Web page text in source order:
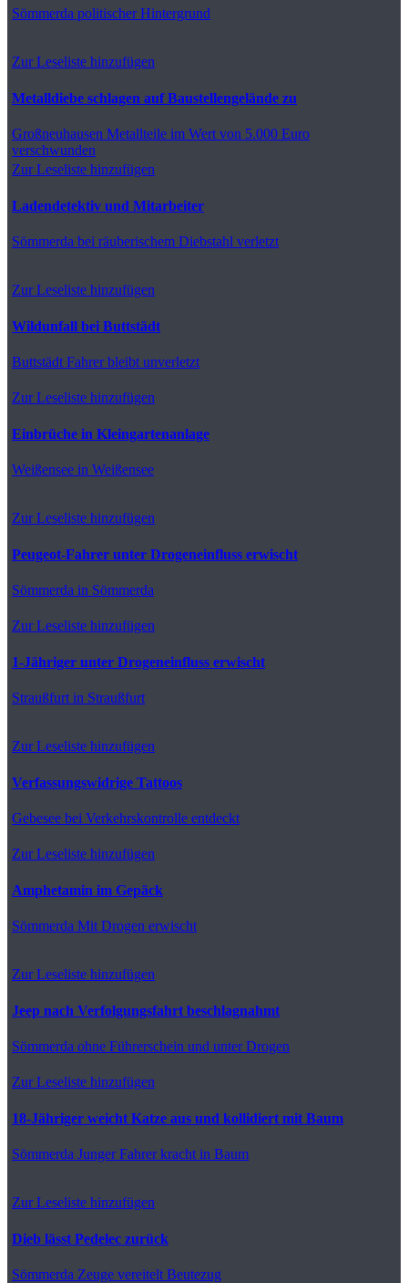
Sömmerda politischer Hintergrund
Zur Leseliste hinzufügen
Metalldiebe schlagen auf Baustellengelände zu
Großneuhausen Metallteile im Wert von 5.000 Euro
verschwunden
Zur Leseliste hinzufügen
Ladendetektiv und Mitarbeiter
Sömmerda bei räuberischem Diebstahl verletzt
Zur Leseliste hinzufügen
Wildunfall bei Buttstädt
Buttstädt Fahrer bleibt unverletzt
Zur Leseliste hinzufügen
Einbrüche in Kleingartenanlage
Weißensee in Weißensee
Zur Leseliste hinzufügen
Peugeot-Fahrer unter Drogeneinfluss erwischt
Sömmerda in Sömmerda
Zur Leseliste hinzufügen
1-Jähriger unter Drogeneinfluss erwischt
Straußfurt in Straußfurt
Zur Leseliste hinzufügen
Verfassungswidrige Tattoos
Gebesee bei Verkehrskontrolle entdeckt
Zur Leseliste hinzufügen
Amphetamin im Gepäck
Sömmerda Mit Drogen erwischt
Zur Leseliste hinzufügen
Jeep nach Verfolgungsfahrt beschlagnahmt
Sömmerda ohne Führerschein und unter Drogen
Zur Leseliste hinzufügen
18-Jähriger weicht Katze aus und kollidiert mit Baum
Sömmerda Junger Fahrer kracht in Baum
Zur Leseliste hinzufügen
Dieb lässt Pedelec zurück
Sömmerda Zeuge vereitelt Beutezug